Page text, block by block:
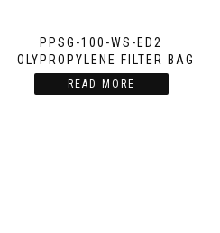
PPSG-100-WS-ED2
POLYPROPYLENE FILTER BAG
READ MORE